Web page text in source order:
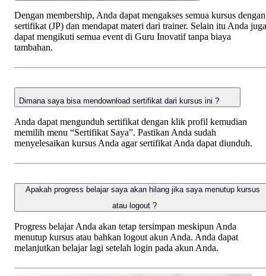
Dengan membership, Anda dapat mengakses semua kursus dengan
sertifikat (JP) dan mendapat materi dari trainer. Selain itu Anda juga
dapat mengikuti semua event di Guru Inovatif tanpa biaya
tambahan.
Dimana saya bisa mendownload sertifikat dari kursus ini ?
Anda dapat mengunduh sertifikat dengan klik profil kemudian
memilih menu “Sertifikat Saya”. Pastikan Anda sudah
menyelesaikan kursus Anda agar sertifikat Anda dapat diunduh.
Apakah progress belajar saya akan hilang jika saya menutup kursus
atau logout ?
Progress belajar Anda akan tetap tersimpan meskipun Anda
menutup kursus atau bahkan logout akun Anda. Anda dapat
melanjutkan belajar lagi setelah login pada akun Anda.